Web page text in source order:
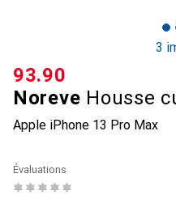
3
Noreve Housse
Apple iPhone 13 Pro Max
CHF
93.90
Évaluations